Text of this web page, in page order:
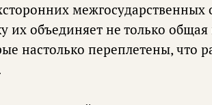
их объединяет не только
настолько переплетены, что